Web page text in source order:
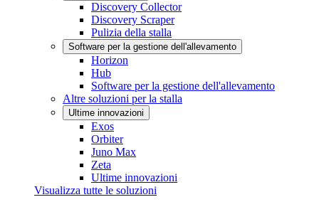
Discovery Collector
Discovery Scraper
Pulizia della stalla
Software per la gestione dell'allevamento
Horizon
Hub
Software per la gestione dell'allevamento
Altre soluzioni per la stalla
Ultime innovazioni
Exos
Orbiter
Juno Max
Zeta
Ultime innovazioni
Visualizza tutte le soluzioni